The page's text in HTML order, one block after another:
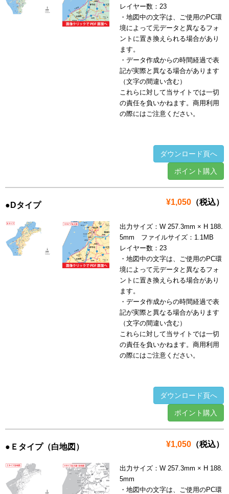
レイヤー数：23
・地図中の文字は、ご使用のPC環
境によって元データと異なるフォ
ントに置き換えられる場合があり
ます。
・データ作成からの時間経過で表
記が実際と異なる場合があります
（文字の間違い含む）
これらに対して当サイトでは一切
の責任を負いかねます。商用利用
の際にはご注意ください。
ダウンロード頁へ
ポイント購入
¥1,050 （税込）
●Dタイプ
出力サイズ：W 257.3mm × H 188.
5mm ファイルサイズ：1.1MB
レイヤー数：23
・地図中の文字は、ご使用のPC環
境によって元データと異なるフォ
ントに置き換えられる場合があり
ます。
・データ作成からの時間経過で表
記が実際と異なる場合があります
（文字の間違い含む）
これらに対して当サイトでは一切
の責任を負いかねます。商用利用
の際にはご注意ください。
ダウンロード頁へ
ポイント購入
¥1,050 （税込）
●Ｅタイプ（白地図）
出力サイズ：W 257.3mm × H 188.
5mm
・地図中の文字は、ご使用のPC環